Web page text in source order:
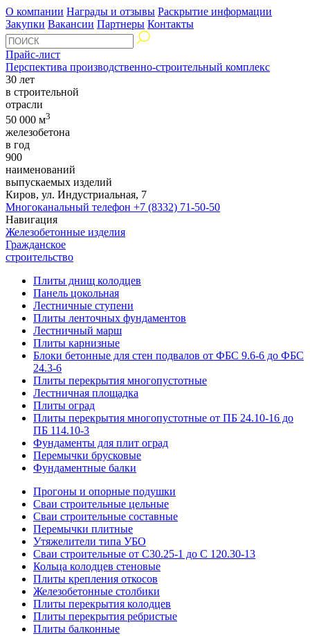
О компании Награды и отзывы Раскрытие информации
Закупки Вакансии Партнеры Контакты
Прайс-лист
Перспектива производственно-строительный комплекс
30 лет
в строительной
отрасли
50 000 м3
железобетона
в год
900
наименований
выпускаемых изделий
Киров, ул. Индустриальная, 7
Многоканальный телефон +7 (8332) 71-50-50
Навигация
Железобетонные изделия
Гражданское
строительство
Плиты днищ колодцев
Панель цокольная
Лестничные ступени
Плиты ленточных фундаментов
Лестничный марш
Плиты карнизные
Блоки бетонные для стен подвалов от ФБС 9.6-6 до ФБС
24.3-6
Плиты перекрытия многопустотные
Лестничная площадка
Плиты оград
Плиты перекрытия многопустотные от ПБ 24.10-16 до
ПБ 114.10-3
Фундаменты для плит оград
Перемычки брусковые
Фундаментные балки
Прогоны и опорные подушки
Сваи строительные цельные
Сваи строительные составные
Перемычки плитные
Утяжелители типа УБО
Сваи строительные от С30.25-1 до С 120.30-13
Кольца колодцев стеновые
Плиты крепления откосов
Железобетонные столбики
Плиты перекрытия колодцев
Плиты перекрытия ребристые
Плиты балконные